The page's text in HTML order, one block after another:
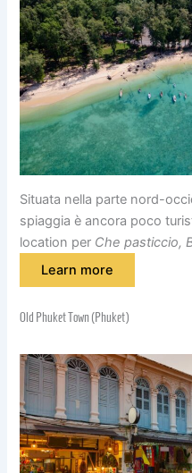
Situata nella parte nord-
spiaggia è ancora poco
location per Che pasticcio,
Learn more
Old Phuket Town (Phuket)